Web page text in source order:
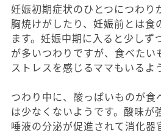
妊娠初期症状のひとつにつわり
胸焼けがしたり、妊娠前とは食
ます。妊娠中期に入ると少しず
が多いつわりですが、食べたい
ストレスを感じるママもいるよ
つわり中に、酸っぱいものが食
は少なくないようです。酸味が
唾液の分泌が促進されて消化器